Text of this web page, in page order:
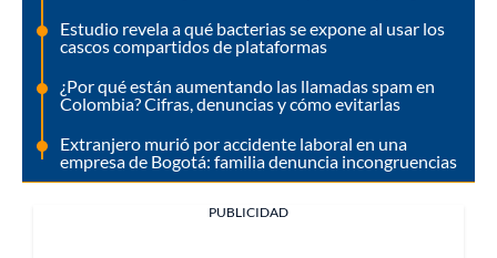
Estudio revela a qué bacterias se expone al usar los
cascos compartidos de plataformas
¿Por qué están aumentando las llamadas spam en
Colombia? Cifras, denuncias y cómo evitarlas
Extranjero murió por accidente laboral en una
empresa de Bogotá: familia denuncia incongruencias
PUBLICIDAD